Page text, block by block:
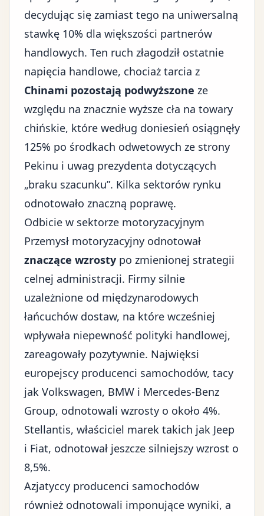
decydując się zamiast tego na uniwersalną
stawkę 10% dla większości partnerów
handlowych. Ten ruch złagodził ostatnie
napięcia handlowe, chociaż tarcia z
Chinami pozostają podwyższone ze
względu na znacznie wyższe cła na towary
chińskie, które według doniesień osiągnęły
125% po środkach odwetowych ze strony
Pekinu i uwag prezydenta dotyczących
„braku szacunku”. Kilka sektorów rynku
odnotowało znaczną poprawę.
Odbicie w sektorze motoryzacyjnym
Przemysł motoryzacyjny odnotował
znaczące wzrosty po zmienionej strategii
celnej administracji. Firmy silnie
uzależnione od międzynarodowych
łańcuchów dostaw, na które wcześniej
wpływała niepewność polityki handlowej,
zareagowały pozytywnie. Najwięksi
europejscy producenci samochodów, tacy
jak Volkswagen, BMW i Mercedes-Benz
Group, odnotowali wzrosty o około 4%.
Stellantis, właściciel marek takich jak Jeep
i Fiat, odnotował jeszcze silniejszy wzrost o
8,5%.
Azjatyccy producenci samochodów
również odnotowali imponujące wyniki, a